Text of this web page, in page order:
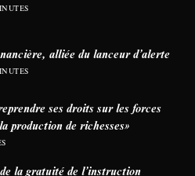
alliée du lanceur d’alerte
ses droits sur les forces
production de richesses»
la gratuité de l’instruction